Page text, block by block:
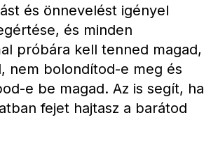
és önnevelést igényel
és minden
próbára kell tenned magad,
nem bolondítod-e meg és
e be magad. Az is segít, ha
fejet hajtasz a barátod